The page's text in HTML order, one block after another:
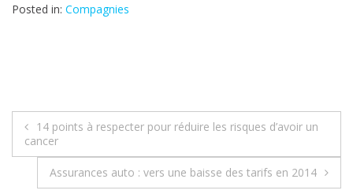
Posted in: Compagnies
N
14 points à respecter pour réduire les risques d’avoir un
cancer
Assurances auto : vers une baisse des tarifs en 2014